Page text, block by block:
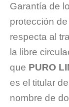
Garantía de
protección
respecta al
la libre
que PURO
es el titular
nombre de